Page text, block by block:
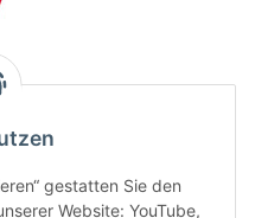
gestatten Sie den
Website: YouTube,